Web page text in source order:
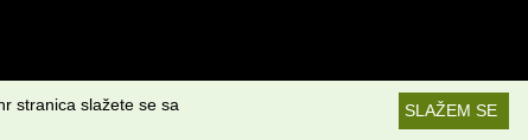
SLAŽEM SE
stranica slažete se sa